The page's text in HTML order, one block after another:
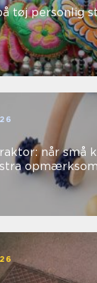
og stærk
når små